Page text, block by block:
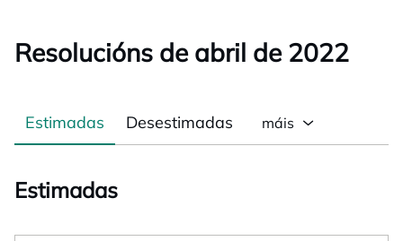
Resolucións de abril de 2022
Estimadas Desestimadas máis
Estimadas